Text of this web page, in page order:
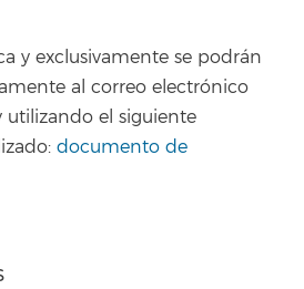
y exclusivamente se podrán
al correo electrónico
utilizando el siguiente
documento de